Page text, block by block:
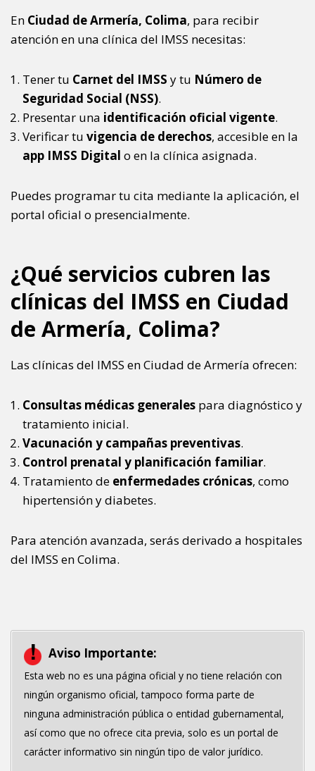
En Ciudad de Armería, Colima, para recibir
atención en una clínica del IMSS necesitas:
Tener tu Carnet del IMSS y tu Número de
Seguridad Social (NSS).
Presentar una identificación oficial vigente.
Verificar tu vigencia de derechos, accesible en la
app IMSS Digital o en la clínica asignada.
Puedes programar tu cita mediante la aplicación, el
portal oficial o presencialmente.
¿Qué servicios cubren las
clínicas del IMSS en Ciudad
de Armería, Colima?
Las clínicas del IMSS en Ciudad de Armería ofrecen:
Consultas médicas generales para diagnóstico y
tratamiento inicial.
Vacunación y campañas preventivas.
Control prenatal y planificación familiar.
Tratamiento de enfermedades crónicas, como
hipertensión y diabetes.
Para atención avanzada, serás derivado a hospitales
del IMSS en Colima.
Aviso Importante:
Esta web no es una página oficial y no tiene relación con
ningún organismo oficial, tampoco forma parte de
ninguna administración pública o entidad gubernamental,
así como que no ofrece cita previa, solo es un portal de
carácter informativo sin ningún tipo de valor jurídico.